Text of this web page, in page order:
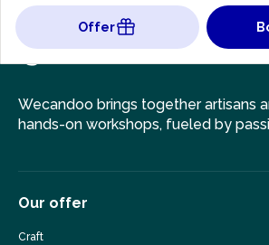
Offer
Wecandoo brings together artisans
hands-on workshops, fueled by
Our offer
Craft